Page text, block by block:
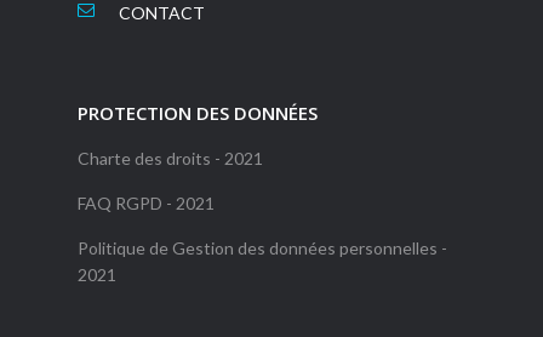
CONTACT
PROTECTION DES DONNÉES
Charte des droits - 2021
FAQ RGPD - 2021
Politique de Gestion des données personnelles -
2021